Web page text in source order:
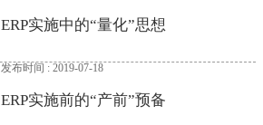
ERP实施中的“量化”思想
发布时间 : 2019-07-18
ERP实施前的“产前”预备